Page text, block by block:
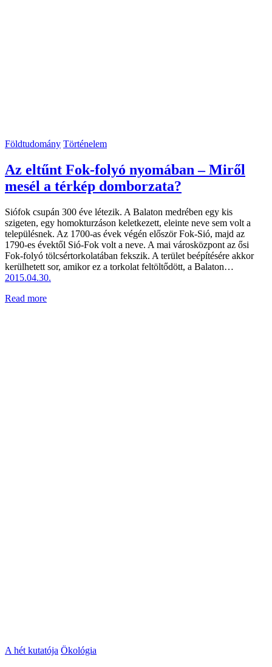
Földtudomány Történelem
Az eltűnt Fok-folyó nyomában – Miről
mesél a térkép domborzata?
Siófok csupán 300 éve létezik. A Balaton medrében egy kis
szigeten, egy homokturzáson keletkezett, eleinte neve sem volt a
településnek. Az 1700-as évek végén először Fok-Sió, majd az
1790-es évektől Sió-Fok volt a neve. A mai városközpont az ősi
Fok-folyó tölcsértorkolatában fekszik. A terület beépítésére akkor
kerülhetett sor, amikor ez a torkolat feltöltődött, a Balaton…
2015.04.30.
Read more
A hét kutatója Ökológia